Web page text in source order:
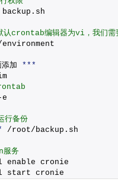
sh
crontab编辑器为vi，我们需
添加 ***
行备份
/root/backup. sh
务
enable cronie
start cronie